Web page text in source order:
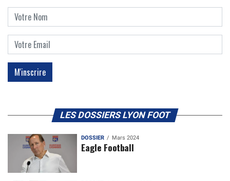
LES DOSSIERS LYON FOOT
DOSSIER Mars 2024
Eagle Football